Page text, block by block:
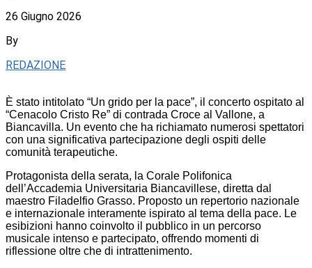
26 Giugno 2026
By
REDAZIONE
È stato intitolato “Un grido per la pace”, il concerto ospitato al
“Cenacolo Cristo Re” di contrada Croce al Vallone, a
Biancavilla. Un evento che ha richiamato numerosi spettatori
con una significativa partecipazione degli ospiti delle
comunità terapeutiche.
Protagonista della serata, la Corale Polifonica
dell’Accademia Universitaria Biancavillese, diretta dal
maestro Filadelfio Grasso. Proposto un repertorio nazionale
e internazionale interamente ispirato al tema della pace. Le
esibizioni hanno coinvolto il pubblico in un percorso
musicale intenso e partecipato, offrendo momenti di
riflessione oltre che di intrattenimento.